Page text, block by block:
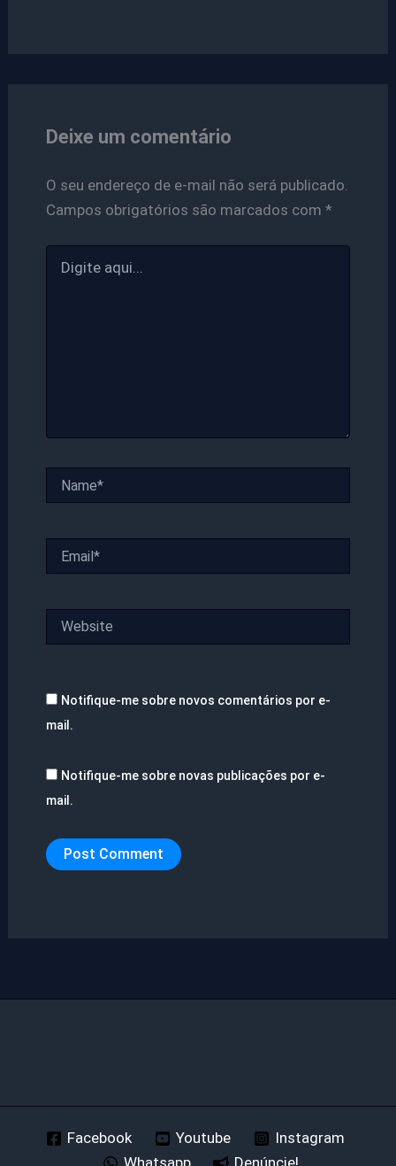
Deixe um comentário
O seu endereço de e-mail não será publicado.
Campos obrigatórios são marcados com *
aqui...
Notifique-me sobre novos comentários por e-
mail.
Notifique-me sobre novas publicações por e-
mail.
Facebook Youtube
Instagram